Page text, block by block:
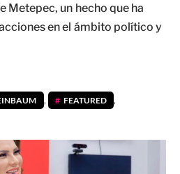
Metepec, un hecho que ha
en el ámbito político y
, FEATURED ,